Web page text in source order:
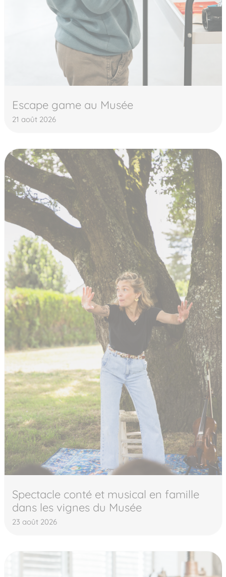
Escape game au Musée
21 août 2026
Spectacle conté et musical en famille
dans les vignes du Musée
23 août 2026